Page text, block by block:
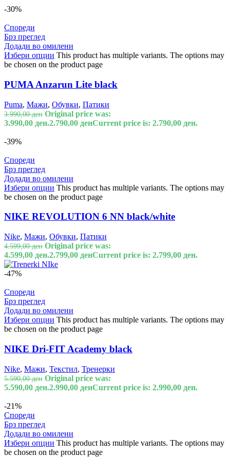
-30%
Спореди
Брз преглед
Додади во омилени
Избери опции This product has multiple variants. The options may
be chosen on the product page
PUMA Anzarun Lite black
Puma, Мажи, Обувки, Патики
3.990,00ден Original price was:
3.990,00 ден.2.790,00 денCurrent price is: 2.790,00 ден.
-39%
Спореди
Брз преглед
Додади во омилени
Избери опции This product has multiple variants. The options may
be chosen on the product page
NIKE REVOLUTION 6 NN black/white
Nike, Мажи, Обувки, Патики
4.599,00ден Original price was:
4.599,00 ден.2.799,00 денCurrent price is: 2.799,00 ден.
-47%
Спореди
Брз преглед
Додади во омилени
Избери опции This product has multiple variants. The options may
be chosen on the product page
NIKE Dri-FIT Academy black
Nike, Мажи, Текстил, Тренерки
5.590,00ден Original price was:
5.590,00 ден.2.990,00 денCurrent price is: 2.990,00 ден.
-21%
Спореди
Брз преглед
Додади во омилени
Избери опции This product has multiple variants. The options may
be chosen on the product page